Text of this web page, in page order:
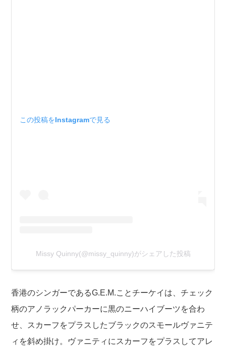
この投稿をInstagramで見る
Missy Quinny(@missy_quinny)がシェアした投稿
香港のシンガーであるG.E.M.ことチーケイは、チェック
柄のアノラックパーカーに黒のニーハイブーツを合わ
せ、スカーフをプラスしたブラックのスモールヴァニテ
ィを斜め掛け。ヴァニティにスカーフをプラスしてアレ